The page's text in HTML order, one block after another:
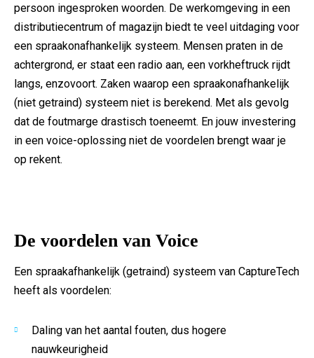
persoon ingesproken woorden. De werkomgeving in een
distributiecentrum of magazijn biedt te veel uitdaging voor
een spraakonafhankelijk systeem. Mensen praten in de
achtergrond, er staat een radio aan, een vorkheftruck rijdt
langs, enzovoort. Zaken waarop een spraakonafhankelijk
(niet getraind) systeem niet is berekend. Met als gevolg
dat de foutmarge drastisch toeneemt. En jouw investering
in een voice-oplossing niet de voordelen brengt waar je
op rekent.
De voordelen van Voice
Een spraakafhankelijk (getraind) systeem van CaptureTech
heeft als voordelen:
Daling van het aantal fouten, dus hogere
nauwkeurigheid